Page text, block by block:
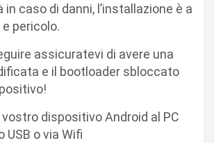
caso di danni, l’installazione è a
pericolo.
assicuratevi di avere una
e il bootloader sbloccato
dispositivo Android al PC
USB o via Wifi